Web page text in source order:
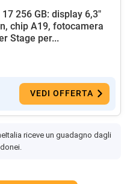
256 GB: display 6,3"
chip A19, fotocamera
Stage per...
VEDI OFFERTA
riceve un guadagno dagli